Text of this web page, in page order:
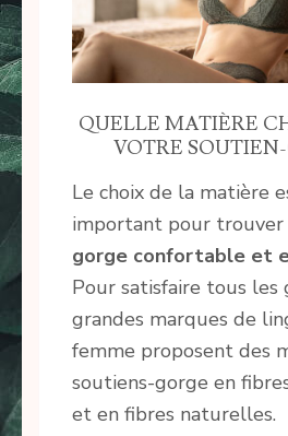
QUELLE MATIÈRE
VOTRE
Le choix de la matière
important pour trouver
gorge confortable et
Pour satisfaire tous les
grandes marques de
femme proposent des
soutiens-gorge en
et en fibres naturelles.